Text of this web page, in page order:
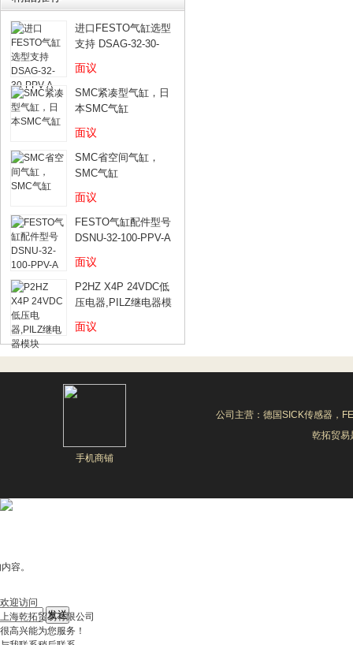
进口FESTO气缸选型
支持 DSAG-32-30-
PPV-A
面议
SMC紧凑型气缸，日
本SMC气缸
面议
SMC省空间气缸，
SMC气缸
面议
FESTO气缸配件型号
DSNU-32-100-PPV-A
面议
P2HZ X4P 24VDC低
压电器,PILZ继电器模
面议
手机商铺
公司主营：德国SICK传感器，
乾拓贸易
容。
欢迎访问
上海乾拓贸易有限公司
很高兴能为您服务！